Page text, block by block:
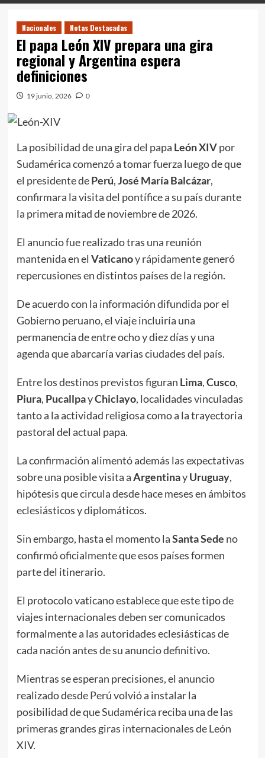
Nacionales Notas Destacadas
El papa León XIV prepara una gira
regional y Argentina espera
definiciones
19 junio, 2026 0
La posibilidad de una gira del papa León XIVpor
Sudamérica comenzó a tomar fuerza luego de que
el presidente dePerú,José María Balcázar,
confirmara la visita del pontífice a su país durante
la primera mitad de noviembre de 2026.
El anuncio fue realizado tras una reunión
mantenida en el Vaticanoy rápidamente generó
repercusiones en distintos países de la región.
De acuerdo con la información difundida por el
Gobierno peruano, el viaje incluiría una
permanencia de entre ocho y diez días y una
agenda que abarcaría varias ciudades del país.
Entre los destinos previstos figuran Lima,Cusco,
Piura, PucallpayChiclayo, localidades vinculadas
tanto a la actividad religiosa como a la trayectoria
pastoral del actual papa.
La confirmación alimentó además las expectativas
sobre una posible visita aArgentinayUruguay,
hipótesis que circula desde hace meses en ámbitos
eclesiásticos y diplomáticos.
Sin embargo, hasta el momento laSanta Sede no
confirmó oficialmente que esos países formen
parte del itinerario.
El protocolo vaticano establece que este tipo de
viajes internacionales deben ser comunicados
formalmente a las autoridades eclesiásticas de
cada nación antes de su anuncio definitivo.
Mientras se esperan precisiones, el anuncio
realizado desde Perú volvió a instalar la
posibilidad de que Sudamérica reciba una de las
primeras grandes giras internacionales de León
XIV.